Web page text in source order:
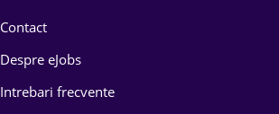
Contact
Despre eJobs
Intrebari frecvente